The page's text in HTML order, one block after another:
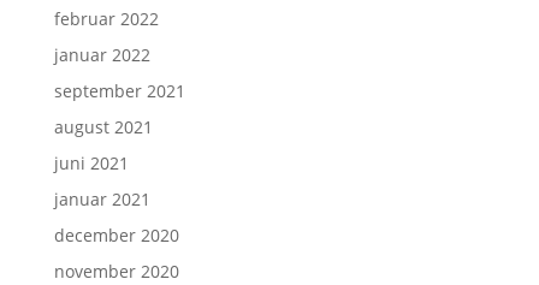
februar 2022
januar 2022
september 2021
august 2021
juni 2021
januar 2021
december 2020
november 2020